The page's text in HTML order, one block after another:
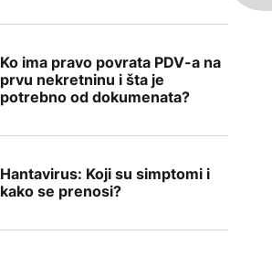
Ko ima pravo povrata PDV-a na
prvu nekretninu i šta je
potrebno od dokumenata?
Hantavirus: Koji su simptomi i
kako se prenosi?